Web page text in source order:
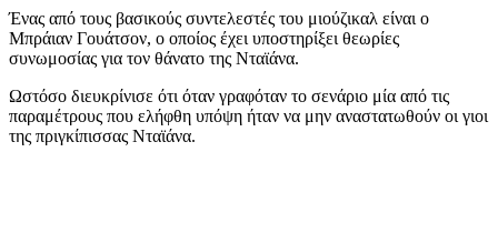
Ένας από τους βασικούς συντελεστές του μιούζικαλ είναι ο
Μπράιαν Γουάτσον, ο οποίος έχει υποστηρίξει θεωρίες
συνωμοσίας για τον θάνατο της Νταϊάνα.
Ωστόσο διευκρίνισε ότι όταν γραφόταν το σενάριο μία από τις
παραμέτρους που ελήφθη υπόψη ήταν να μην αναστατωθούν οι γιοι
της πριγκίπισσας Νταϊάνα.